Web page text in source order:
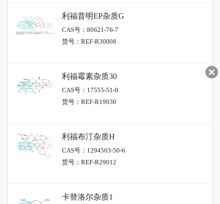
利福昔明EP杂质G
CAS号：80621-76-7
货号：REF-R30008
利福霉素杂质30
CAS号：17555-51-0
货号：REF-R19030
利福布汀杂质H
CAS号：1294503-50-6
货号：REF-R29012
卡替洛尔杂质1